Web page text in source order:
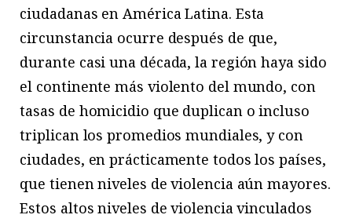
ciudadanas en América Latina. Esta
circunstancia ocurre después de que,
durante casi una década, la región haya sido
el continente más violento del mundo, con
tasas de homicidio que duplican o incluso
triplican los promedios mundiales, y con
ciudades, en prácticamente todos los países,
que tienen niveles de violencia aún mayores.
Estos altos niveles de violencia vinculados